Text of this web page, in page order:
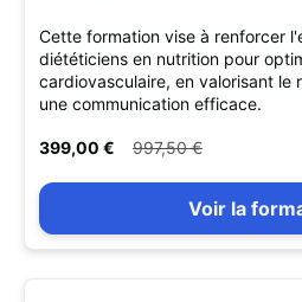
Cette formation vise à renforcer
diététiciens en nutrition pour
cardiovasculaire, en valorisant le
une communication efficace.
399,00 € 997,50 €
Voir la